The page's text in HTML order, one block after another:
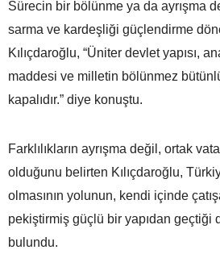
Sürecin bir bölünme ya da ayrışma
sarma ve kardeşliği güçlendirme
Kılıçdaroğlu, “Üniter devlet yapısı,
maddesi ve milletin bölünmez
kapalıdır.” diye konuştu.
Farklılıkların ayrışma değil, ortak
olduğunu belirten Kılıçdaroğlu,
olmasının yolunun, kendi içinde
pekiştirmiş güçlü bir yapıdan geçtiği
bulundu.